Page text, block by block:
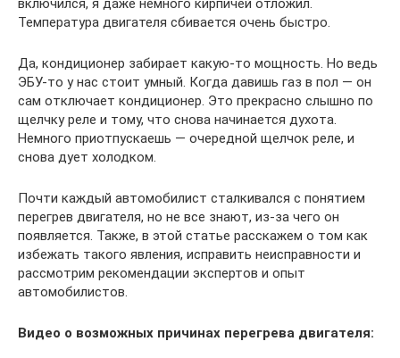
включился, я даже немного кирпичей отложил.
Температура двигателя сбивается очень быстро.
Да, кондиционер забирает какую-то мощность. Но ведь
ЭБУ-то у нас стоит умный. Когда давишь газ в пол — он
сам отключает кондиционер. Это прекрасно слышно по
щелчку реле и тому, что снова начинается духота.
Немного приотпускаешь — очередной щелчок реле, и
снова дует холодком.
Почти каждый автомобилист сталкивался с понятием
перегрев двигателя, но не все знают, из-за чего он
появляется. Также, в этой статье расскажем о том как
избежать такого явления, исправить неисправности и
рассмотрим рекомендации экспертов и опыт
автомобилистов.
Видео о возможных причинах перегрева двигателя: